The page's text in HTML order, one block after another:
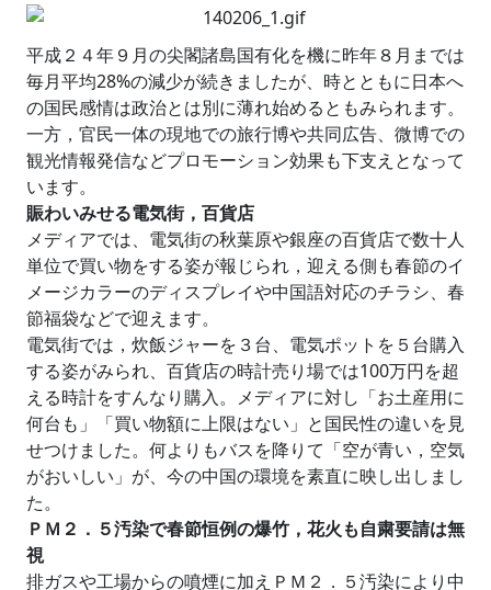
平成２４年９月の尖閣諸島国有化を機に昨年８月までは
毎月平均28%の減少が続きましたが、時とともに日本へ
の国民感情は政治とは別に薄れ始めるともみられます。
一方，官民一体の現地での旅行博や共同広告、微博での
観光情報発信などプロモーション効果も下支えとなって
います。
賑わいみせる電気街，百貨店
メディアでは、電気街の秋葉原や銀座の百貨店で数十人
単位で買い物をする姿が報じられ，迎える側も春節のイ
メージカラーのディスプレイや中国語対応のチラシ、春
節福袋などで迎えます。
電気街では，炊飯ジャーを３台、電気ポットを５台購入
する姿がみられ、百貨店の時計売り場では100万円を超
える時計をすんなり購入。メディアに対し「お土産用に
何台も」「買い物額に上限はない」と国民性の違いを見
せつけました。何よりもバスを降りて「空が青い，空気
がおいしい」が、今の中国の環境を素直に映し出しまし
た。
ＰＭ２．５汚染で春節恒例の爆竹，花火も自粛要請は無
視
排ガスや工場からの噴煙に加えＰＭ２．５汚染により中